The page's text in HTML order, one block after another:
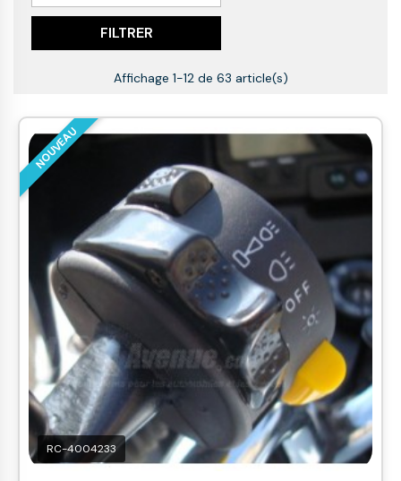
FILTRER
Affichage 1-12 de 63 article(s)
RC-4004233
NOUVEAU